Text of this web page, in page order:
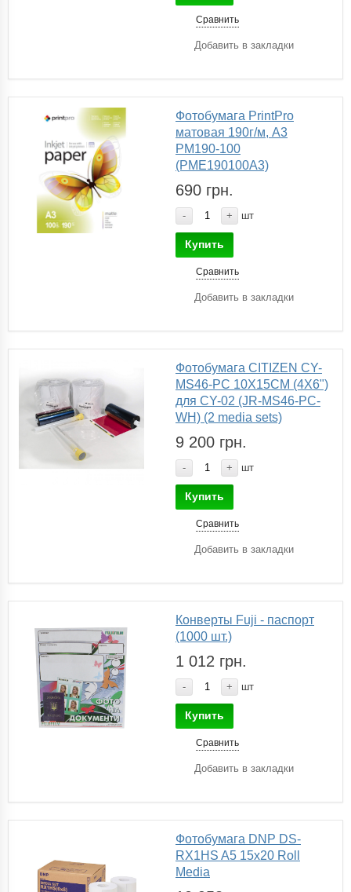
Сравнить
Добавить в закладки
Фотобумага PrintPro
матовая 190г/м, A3
PM190-100
(PME190100A3)
690 грн.
- + шт
Купить
Сравнить
Добавить в закладки
Фотобумага CITIZEN CY-
MS46-PC 10X15CM (4X6")
для CY-02 (JR-MS46-PC-
WH) (2 media sets)
9 200 грн.
- + шт
Купить
Сравнить
Добавить в закладки
Конверты Fuji - паспорт
(1000 шт.)
1 012 грн.
- + шт
Купить
Сравнить
Добавить в закладки
Фотобумага DNP DS-
RX1HS A5 15х20 Roll
Media